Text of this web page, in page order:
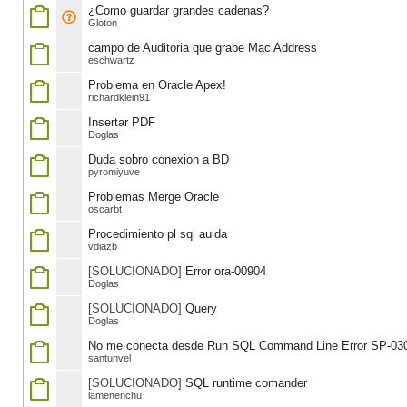
¿Como guardar grandes cadenas?
Gloton
campo de Auditoria que grabe Mac Address
eschwartz
Problema en Oracle Apex!
richardklein91
Insertar PDF
Doglas
Duda sobro conexion a BD
pyromiyuve
Problemas Merge Oracle
oscarbt
Procedimiento pl sql auida
vdiazb
[SOLUCIONADO] Error ora-00904
Doglas
[SOLUCIONADO] Query
Doglas
No me conecta desde Run SQL Command Line Error SP-
santunvel
[SOLUCIONADO] SQL runtime comander
lamenenchu